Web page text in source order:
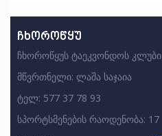
ჩხოროწყუ
ჩხოროწყუს ტაეკვონდოს კლუბი
მწვრთნელი: ლაშა საჯაია
ტელ: 577 37 78 93
სპორტსმენების რაოდენობა: 17